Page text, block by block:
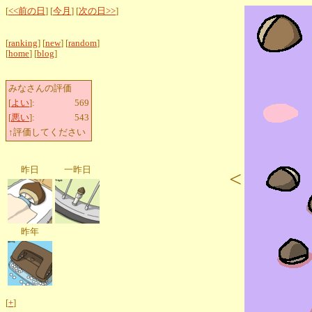
[<<前の日 ] [今月 ] [次の日>>]
[ranking] [new] [random]
[home] [blog]
みなさんの評価
[よい]:
569
[悪い]:
543
↑評価してください
昨日 一昨日
昨年
[+]
<